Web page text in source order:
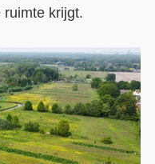
ruimte krijgt.
ons
IP Klimaatadaptatie
Dommelland